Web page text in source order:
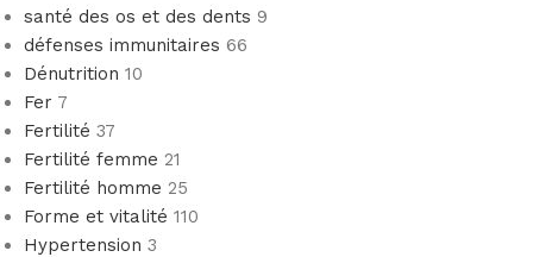
santé des os et des dents 9
défenses immunitaires 66
Dénutrition 10
Fer 7
Fertilité 37
Fertilité femme 21
Fertilité homme 25
Forme et vitalité 110
Hypertension 3